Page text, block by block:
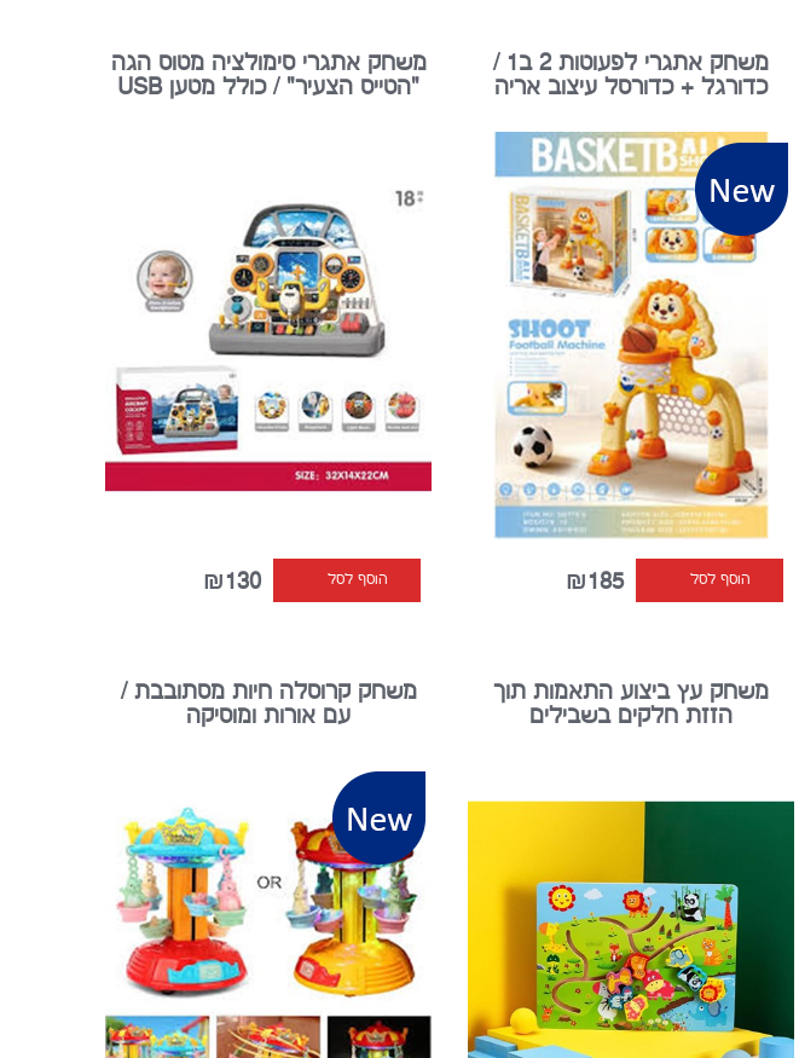
משחק אתגרי לפעוטות 2 ב1 /
כדורגל + כדורסל עיצוב אריה
הוסף לסל ₪185
משחק אתגרי סימולציה מטוס הגה
"הטייס הצעיר" / כולל מטען USB
הוסף לסל ₪130
משחק עץ ביצוע התאמות תוך
הזזת חלקים בשבילים
משחק קרוסלה חיות מסתובבת /
עם אורות ומוסיקה